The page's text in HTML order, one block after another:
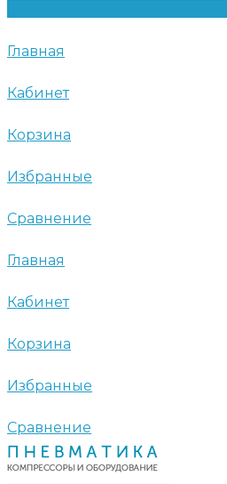
Главная
Кабинет
Корзина
Избранные
Сравнение
Главная
Кабинет
Корзина
Избранные
Сравнение